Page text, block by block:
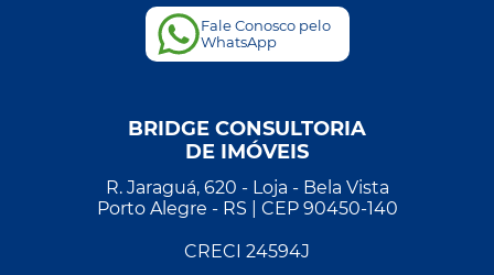
Fale Conosco pelo
WhatsApp
BRIDGE CONSULTORIA
DE IMÓVEIS
R. Jaraguá, 620 - Loja - Bela Vista
Porto Alegre - RS | CEP 90450-140
CRECI 24594J